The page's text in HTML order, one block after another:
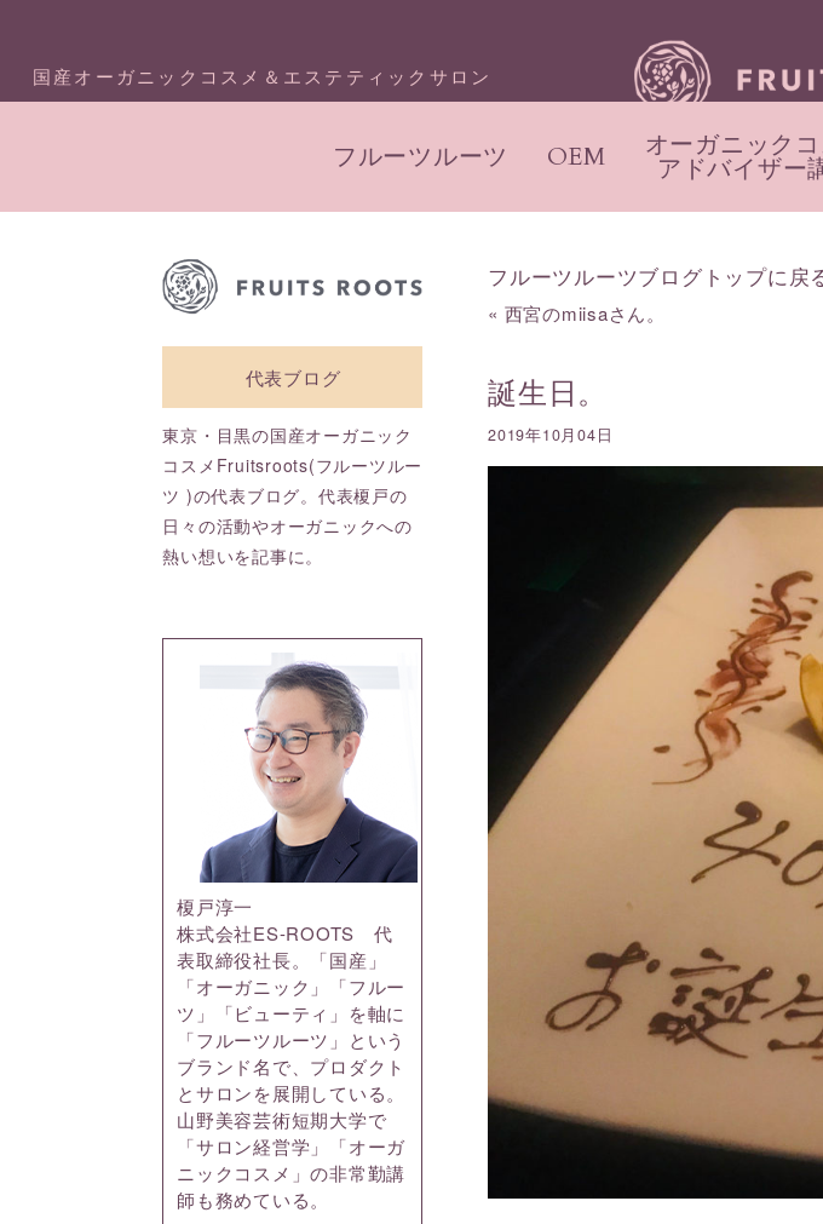
国産オーガニックコスメ＆エステティックサロン
フルーツルーツ OEM オーガニック
アドバイザー
フルーツルーツブログトップに戻
« 西宮のmiisaさん。
誕生日。
2019年10月04日
代表ブログ
東京・目黒の国産オーガニック
コスメFruitsroots(フルーツルー
ツ )の代表ブログ。代表榎戸の
日々の活動やオーガニックへの
熱い想いを記事に。
榎戸淳一
株式会社ES-ROOTS 代
表取締役社長。「国産」
「オーガニック」「フルー
ツ」「ビューティ」を軸に
「フルーツルーツ」という
ブランド名で、プロダクト
とサロンを展開している。
山野美容芸術短期大学で
「サロン経営学」「オーガ
ニックコスメ」の非常勤講
師も務めている。